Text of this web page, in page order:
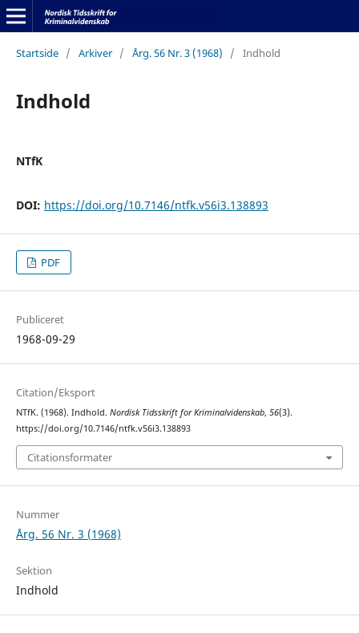
Startside / Arkiver / Årg. 56 Nr. 3 (1968) / Indhold
Indhold
NTfK
DOI: https://doi.org/10.7146/ntfk.v56i3.138893
PDF
Publiceret
1968-09-29
Citation/Eksport
NTfK. (1968). Indhold. Nordisk Tidsskrift for Kriminalvidenskab, 56(3).
https://doi.org/10.7146/ntfk.v56i3.138893
Citationsformater
Nummer
Årg. 56 Nr. 3 (1968)
Sektion
Indhold